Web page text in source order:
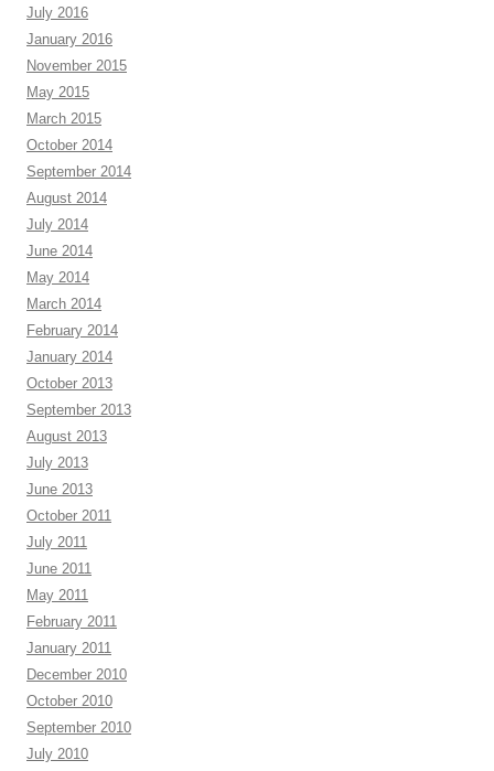
July 2016
January 2016
November 2015
May 2015
March 2015
October 2014
September 2014
August 2014
July 2014
June 2014
May 2014
March 2014
February 2014
January 2014
October 2013
September 2013
August 2013
July 2013
June 2013
October 2011
July 2011
June 2011
May 2011
February 2011
January 2011
December 2010
October 2010
September 2010
July 2010